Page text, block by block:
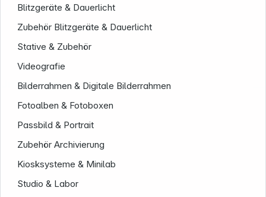
Blitzgeräte & Dauerlicht
Zubehör Blitzgeräte & Dauerlicht
Stative & Zubehör
Videografie
Bilderrahmen & Digitale Bilderrahmen
Fotoalben & Fotoboxen
Passbild & Portrait
Zubehör Archivierung
Kiosksysteme & Minilab
Studio & Labor
Unternehmen